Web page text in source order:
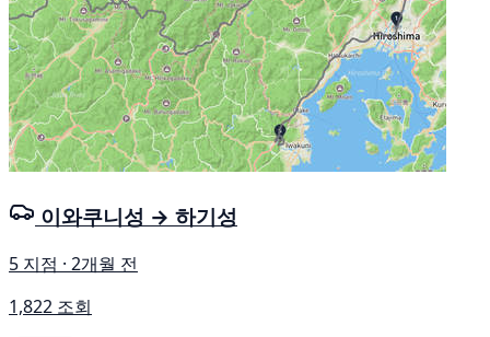
이와쿠니성 → 하기성
5 지점 · 2개월 전
1,822 조회